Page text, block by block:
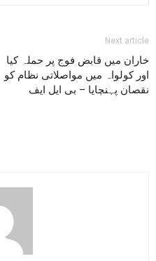
Next article
خاران میں قابض فوج پر حملہ کیا
اور کولواہ میں مواصلاتی نظام کو
نقصان پہنچایا – بی ایل ایف